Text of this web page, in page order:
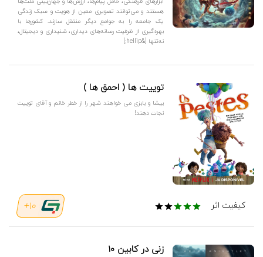
هستند و می‌توانند تصویری معین از هویت و سبک زندگی
یک جامعه را به جوامع دیگر منتقل سازند. کشورها با
بهره‌گیری از ظرفیت رسانه‌های دیداری، شنیداری و دیجیتال،
نه‌تنها [&hellip;]
توییت‌ ها ( احمق ها )
بیشا و بابزی می خواهند شهر را از خطر خانم و آقای توییت
نجات دهند!
کیفیت اثر 10+
زنی در کابین ۱۰